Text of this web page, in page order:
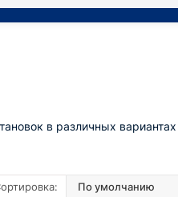
в различных вариантах